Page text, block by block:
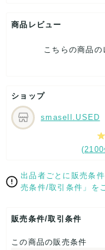
ネクタイ全長：約-cm
大剣幅：約9.5cm
[付属品]なし
こちらはUSED品になり
特記する程のダメージ
ダメージがある場合は
ご確認下さいませ。
【 サイズ・容量 】
ネクタイ全長：約-cm
大剣幅：約9.5cm
【 素材・成分 】
素材タグを撮影してお
商品レビュー
こちらの商品の
ショップ
smasell.USED
(2100
出品者ごとに販売条
売条件/取引条件」を
販売条件/取引条件
この商品の販売条件